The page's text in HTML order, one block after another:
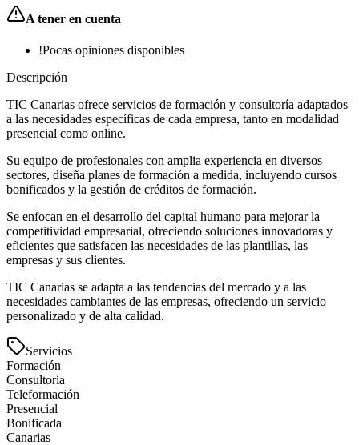
A tener en cuenta
!Pocas opiniones disponibles
Descripción
TIC Canarias ofrece servicios de formación y consultoría adaptados
a las necesidades específicas de cada empresa, tanto en modalidad
presencial como online.
Su equipo de profesionales con amplia experiencia en diversos
sectores, diseña planes de formación a medida, incluyendo cursos
bonificados y la gestión de créditos de formación.
Se enfocan en el desarrollo del capital humano para mejorar la
competitividad empresarial, ofreciendo soluciones innovadoras y
eficientes que satisfacen las necesidades de las plantillas, las
empresas y sus clientes.
TIC Canarias se adapta a las tendencias del mercado y a las
necesidades cambiantes de las empresas, ofreciendo un servicio
personalizado y de alta calidad.
Servicios
Formación
Consultoría
Teleformación
Presencial
Bonificada
Canarias